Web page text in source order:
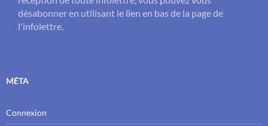
désabonner en utilisant le lien en bas de la page de
l'infolettre.
MÉTA
Connexion